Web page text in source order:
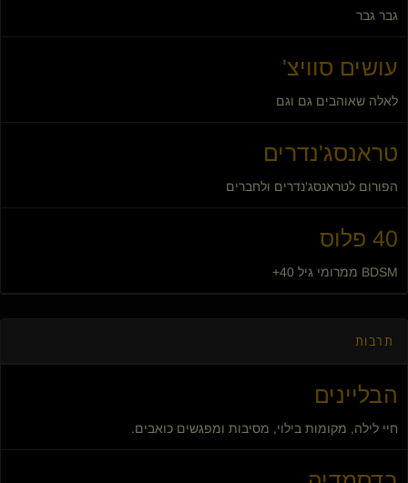
גבר גבר
עושים סוויצ'
לאלה שאוהבים גם וגם
טראנסג'נדרים
הפורום לטראנסג'נדרים ולחברים
40 פלוס
BDSM ממרומי גיל 40+
תרבות
הבליינים
חיי לילה, מקומות בילוי, מסיבות ומפגשים כואבים.